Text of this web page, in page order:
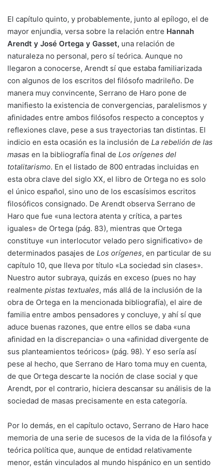
El capítulo quinto, y probablemente, junto al epílogo, el de
mayor enjundia, versa sobre la relación entre Hannah
Arendt y José Ortega y Gasset, una relación de
naturaleza no personal, pero sí teórica. Aunque no
llegaron a conocerse, Arendt sí que estaba familiarizada
con algunos de los escritos del filósofo madrileño. De
manera muy convincente, Serrano de Haro pone de
manifiesto la existencia de convergencias, paralelismos y
afinidades entre ambos filósofos respecto a conceptos y
reflexiones clave, pese a sus trayectorias tan distintas. El
indicio en esta ocasión es la inclusión de La rebelión de las
masas en la bibliografía final de Los orígenes del
totalitarismo. En el listado de 800 entradas incluidas en
esta obra clave del siglo XX, el libro de Ortega no es solo
el único español, sino uno de los escasísimos escritos
filosóficos consignado. De Arendt observa Serrano de
Haro que fue «una lectora atenta y crítica, a partes
iguales» de Ortega (pág. 83), mientras que Ortega
constituye «un interlocutor velado pero significativo» de
determinados pasajes de Los orígenes, en particular de su
capítulo 10, que lleva por título «La sociedad sin clases».
Nuestro autor subraya, quizás en exceso (pues no hay
realmente pistas textuales, más allá de la inclusión de la
obra de Ortega en la mencionada bibliografía), el aire de
familia entre ambos pensadores y concluye, y ahí sí que
aduce buenas razones, que entre ellos se daba «una
afinidad en la discrepancia» o una «afinidad divergente de
sus planteamientos teóricos» (pág. 98). Y eso sería así
pese al hecho, que Serrano de Haro toma muy en cuenta,
de que Ortega descarte la noción de clase social y que
Arendt, por el contrario, hiciera descansar su análisis de la
sociedad de masas precisamente en esta categoría.
Por lo demás, en el capítulo octavo, Serrano de Haro hace
memoria de una serie de sucesos de la vida de la filósofa y
teórica política que, aunque de entidad relativamente
menor, están vinculados al mundo hispánico en un sentido